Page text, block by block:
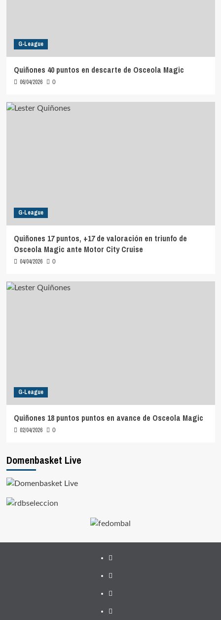
G-League
Quiñones 40 puntos en descarte de Osceola Magic
06/04/2026 0
G-League
Quiñones 17 puntos, +17 de valoración en triunfo de
Osceola Magic ante Motor City Cruise
04/04/2026 0
G-League
Quiñones 18 puntos puntos en avance de Osceola Magic
02/04/2026 0
Domenbasket Live
Facebook
Twitter
Instagram
Youtube